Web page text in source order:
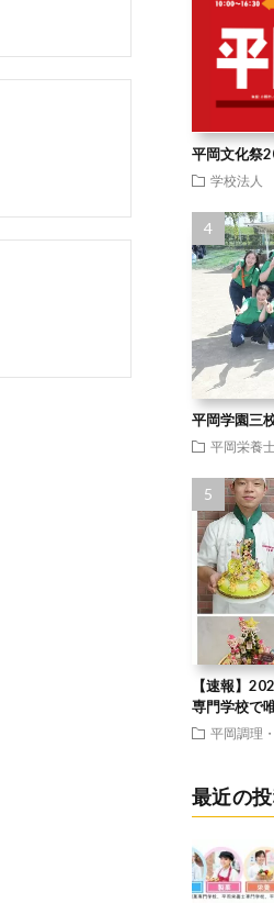
平岡文化
学校法人
平岡学園三
平岡栄養
【速報】
専門学校で
平岡調理
最近の